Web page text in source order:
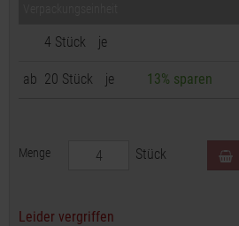
4 Stück je
ab 20 Stück je 13% sparen
Menge Stück
Leider vergriffen